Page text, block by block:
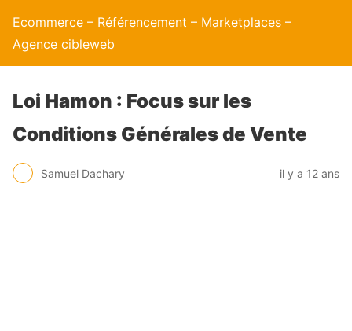
Ecommerce – Référencement – Marketplaces –
Agence cibleweb
Loi Hamon : Focus sur les
Conditions Générales de Vente
Samuel Dachary il y a 12 ans